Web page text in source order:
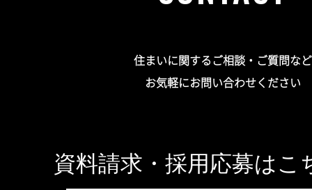
住まいに関するご相談・ご質問など
お気軽にお問い合わせください
資料請求・採用応募はこ